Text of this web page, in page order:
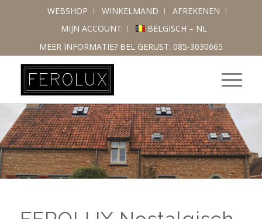
WEBSHOP WINKELMAND
AFREKENEN
MIJN ACCOUNT
BELGISCH – NL
MEER INFORMATIE? BEL GERUST: 085-3030665